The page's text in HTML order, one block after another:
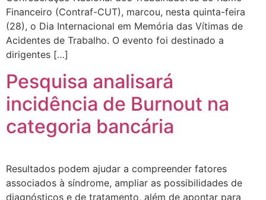
Financeiro (Contraf-CUT), marcou, nesta quinta-feira
(28), o Dia Internacional em Memória das Vítimas de
Acidentes de Trabalho. O evento foi destinado a
dirigentes […]
Pesquisa analisará
incidência de Burnout na
categoria bancária
Resultados podem ajudar a compreender fatores
associados à síndrome, ampliar as possibilidades de
diagnósticos e de tratamento, além de apontar para